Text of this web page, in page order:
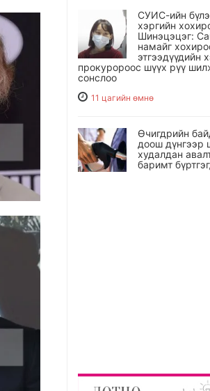
СУИС-ийн
хэргийн
Шинэцэцэг:
намайг
этгээдүүдийн
прокуророос шүүх рүү
сонслоо
11 цагийн өмнө
Өчигдрийн
доош дүнгээр
худалдан
баримт